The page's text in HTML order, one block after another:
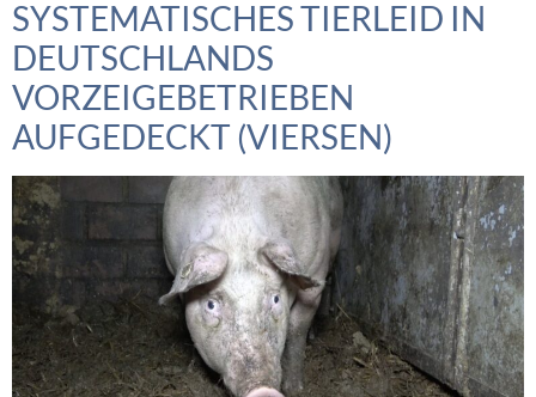
SYSTEMATISCHES TIERLEID IN
DEUTSCHLANDS
VORZEIGEBETRIEBEN
AUFGEDECKT (VIERSEN)